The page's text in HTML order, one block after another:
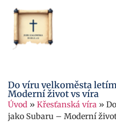
Do víru velkoměsta
Moderní život vs víra
Úvod » Křesťanská víra »
jako Subaru – Moderní